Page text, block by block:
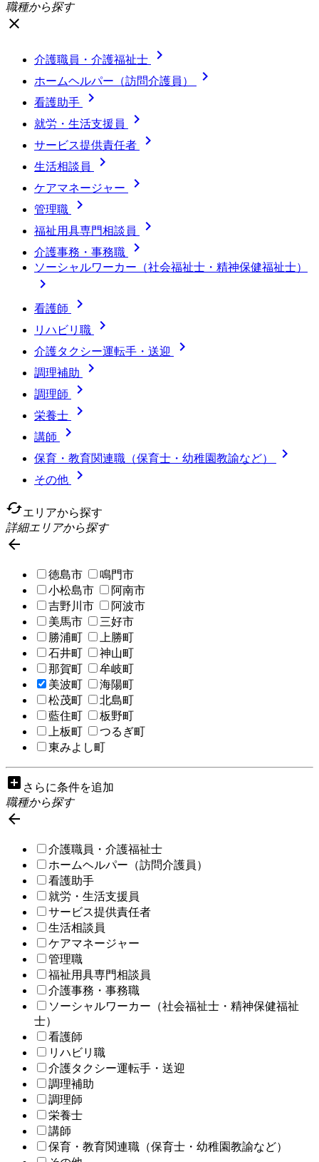
職種から探す
close
介護職員・介護福祉士 
ホームヘルパー（訪問介護員） 
看護助手 
就労・生活支援員 
サービス提供責任者 
生活相談員 
ケアマネージャー 
管理職 
福祉用具専門相談員 
介護事務・事務職 
ソーシャルワーカー（社会福祉士・精神保健福祉士）

看護師 
リハビリ職 
介護タクシー運転手・送迎 
調理補助 
調理師 
栄養士 
講師 
保育・教育関連職（保育士・幼稚園教諭など） 
その他

cachedエリアから探す
詳細エリアから探す

徳島市
鳴門市
小松島市
阿南市
吉野川市
阿波市
美馬市
三好市
勝浦町
上勝町
石井町
神山町
那賀町
牟岐町
美波町
海陽町
松茂町
北島町
藍住町
板野町
上板町
つるぎ町
東みよし町
add_box さらに条件を追加
職種から探す

介護職員・介護福祉士
ホームヘルパー（訪問介護員）
看護助手
就労・生活支援員
サービス提供責任者
生活相談員
ケアマネージャー
管理職
福祉用具専門相談員
介護事務・事務職
ソーシャルワーカー（社会福祉士・精神保健福祉
士）
看護師
リハビリ職
介護タクシー運転手・送迎
調理補助
調理師
栄養士
講師
保育・教育関連職（保育士・幼稚園教諭など）